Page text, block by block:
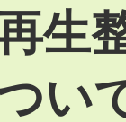
生
い